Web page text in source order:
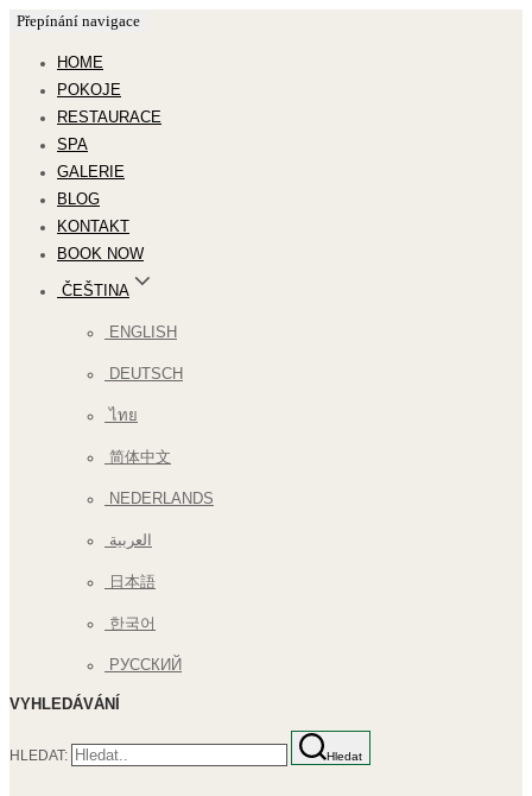
Přepínání navigace
HOME
POKOJE
RESTAURACE
SPA
GALERIE
BLOG
KONTAKT
BOOK NOW
ČEŠTINA
ENGLISH
DEUTSCH
ไทย
简体中文
NEDERLANDS
العربية
日本語
한국어
РУССКИЙ
VYHLEDÁVÁNÍ
HLEDAT: Hledat